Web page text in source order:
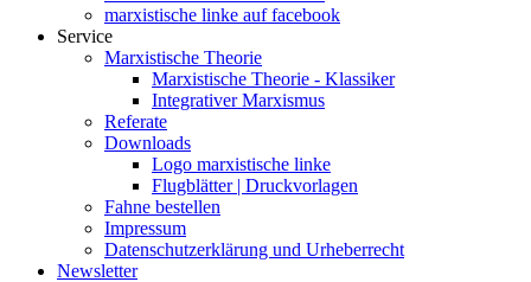
marxistische linke auf facebook
Service
Marxistische Theorie
Marxistische Theorie - Klassiker
Integrativer Marxismus
Referate
Downloads
Logo marxistische linke
Flugblätter | Druckvorlagen
Fahne bestellen
Impressum
Datenschutzerklärung und Urheberrecht
Newsletter